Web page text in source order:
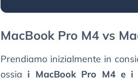
MacBook Pro M4 vs
Prendiamo inizialmente in
ossia i MacBook Pro M4 e i